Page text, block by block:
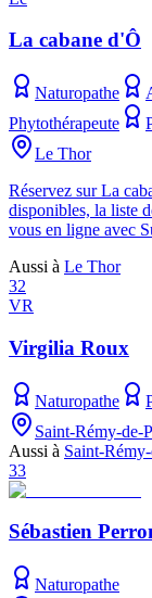
La cabane d'Ô
Naturopathe
Phytothérapeute
Le Thor
Réservez sur La
disponibles, la liste
vous en ligne avec
Aussi à Le Thor
32
VR
Virgilia Roux
Naturopathe
Saint-Rémy-de-
Aussi à Saint-
33
Sébastien
Naturopathe